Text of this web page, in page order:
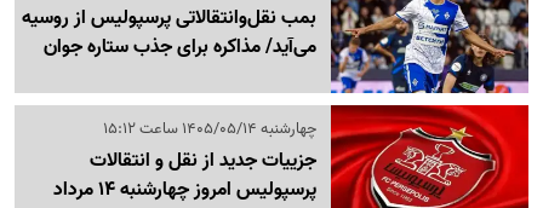
بمب نقل‌وانتقالاتی پرسپولیس از روسیه
می‌آید/ مذاکره برای جذب ستاره جوان
چهارشنبه 1405/05/14 ساعت 15:12
جزییات جدید از نقل و انتقالات
پرسپولیس امروز چهارشنبه 14 مرداد